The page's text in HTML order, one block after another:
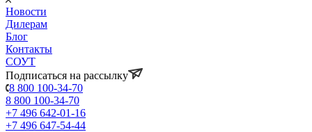
Новости
Дилерам
Блог
Контакты
СОУТ
Подписаться на рассылку
8 800 100-34-70
8 800 100-34-70
+7 496 642-01-16
+7 496 647-54-44